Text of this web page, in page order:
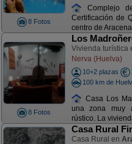
8 Fotos
Complejo
Certificación de
centro de
8 Fotos
Los
Vivienda turística
Nerva (Huelva)
10+2 plazas
100 km de
Casa Los
una zona muy
rústico. La
Casa Rural
Casa Rural en